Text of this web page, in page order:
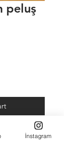
peluş
bu ürünün
İnstagram